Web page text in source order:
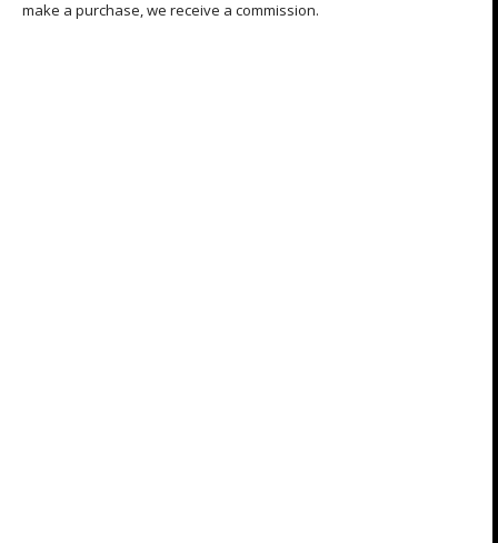
make a purchase, we receive a commission.